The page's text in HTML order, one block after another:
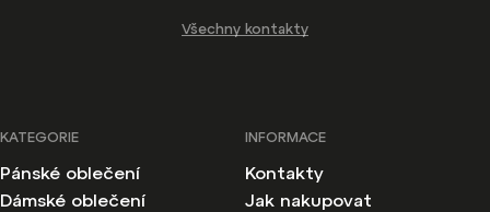
Všechny kontakty
KATEGORIE
Pánské oblečení
Dámské oblečení
INFORMACE
Kontakty
Jak nakupovat